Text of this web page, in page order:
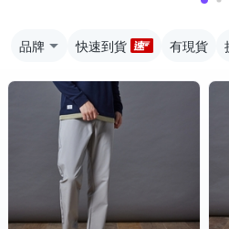
品牌 快速到貨 有現貨